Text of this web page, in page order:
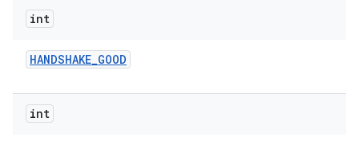
int
HANDSHAKE_GOOD
int